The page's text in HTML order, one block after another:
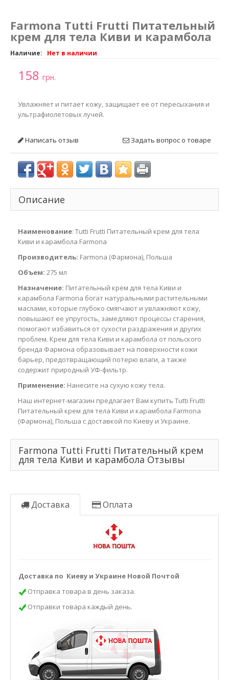
Farmona Tutti Frutti Питательный
крем для тела Киви и карамбола
Наличие: Нет в наличии
158 грн.
Увлажняет и питает кожу, защищает ее от пересыхания и
ультрафиолетовых лучей.
Написать отзыв Задать вопрос о товаре
Описание
Наименование: Tutti Frutti Питательный крем для тела
Киви и карамбола Farmona
Производитель: Farmona (Фармона), Польша
Объем: 275 мл
Назначение: Питательный крем для тела Киви и
карамбола Farmona богат натуральными растительными
маслами, которые глубоко смягчают и увлажняют кожу,
повышают ее упругость, замедляют процессы старения,
помогают избавиться от сухости раздражения и других
проблем. Крем для тела Киви и карамбола от польского
бренда Фармона образовывает на поверхности кожи
барьер, предотвращающий потерю влаги, а также
содержит природный УФ-фильтр.
Применение: Нанесите на сухую кожу тела.
Наш интернет-магазин предлагает Вам купить Tutti Frutti
Питательный крем для тела Киви и карамбола Farmona
(Фармона), Польша с доставкой по Киеву и Украине.
Farmona Tutti Frutti Питательный крем
для тела Киви и карамбола Отзывы
Доставка Оплата
Доставка по Киеву и Украине Новой Почтой
Отправка товара в день заказа.
Отправки товара каждый день.